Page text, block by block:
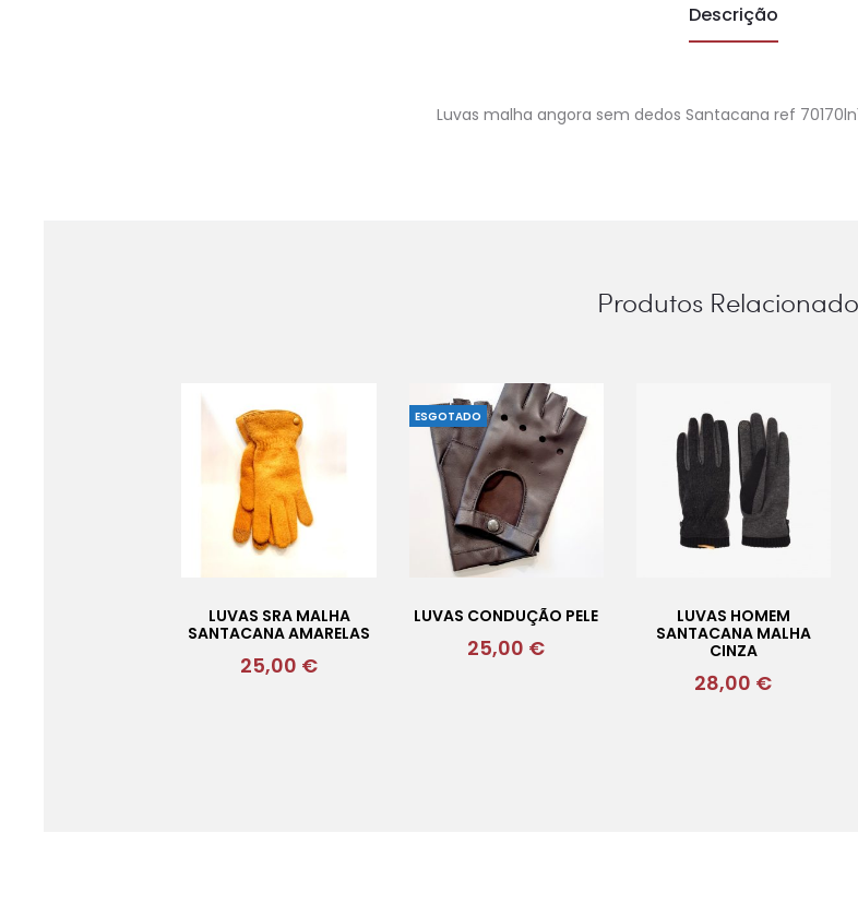
Descrição
Luvas malha angora sem dedos Santacana ref
Produtos
LUVAS SRA MALHA
SANTACANA AMARELAS
25,00 €
ESGOTADO
LUVAS CONDUÇÃO PELE
25,00 €
LUVAS HOMEM
SANTACANA MALHA
CINZA
28,00 €